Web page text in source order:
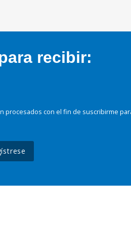
recibir:
procesados con el fin de suscribirme